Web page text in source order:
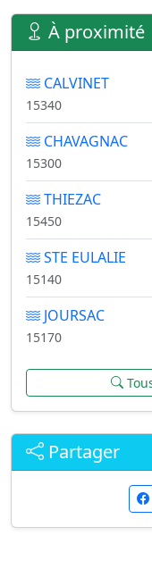
À proximité
CALVINET
15340
CHAVAGNAC
15300
THIEZAC
15450
STE EULALIE
15140
JOURSAC
15170
Partager